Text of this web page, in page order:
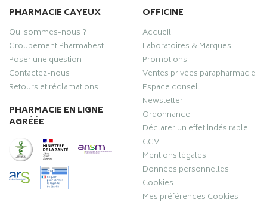
PHARMACIE CAYEUX
Qui sommes-nous ?
Groupement Pharmabest
Poser une question
Contactez-nous
Retours et réclamations
PHARMACIE EN LIGNE
AGRÉÉE
OFFICINE
Accueil
Laboratoires & Marques
Promotions
Ventes privées parapharmacie
Espace conseil
Newsletter
Ordonnance
Déclarer un effet indésirable
CGV
Mentions légales
Données personnelles
Cookies
Mes préférences Cookies